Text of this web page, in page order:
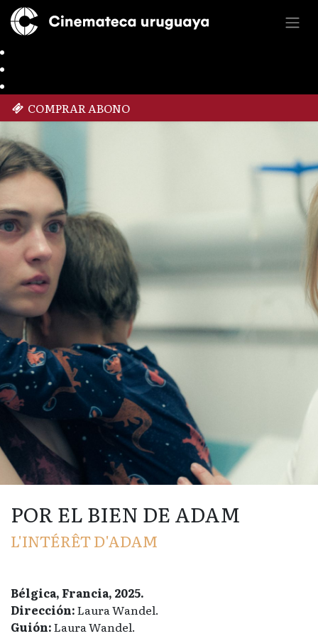
COMPRAR ABONO
POR EL BIEN DE ADAM
L'INTÉRÊT D'ADAM
Bélgica, Francia, 2025.
Dirección:Laura Wandel.
Guión:Laura Wandel.